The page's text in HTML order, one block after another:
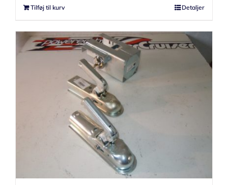
Tilføj til kurv Detaljer